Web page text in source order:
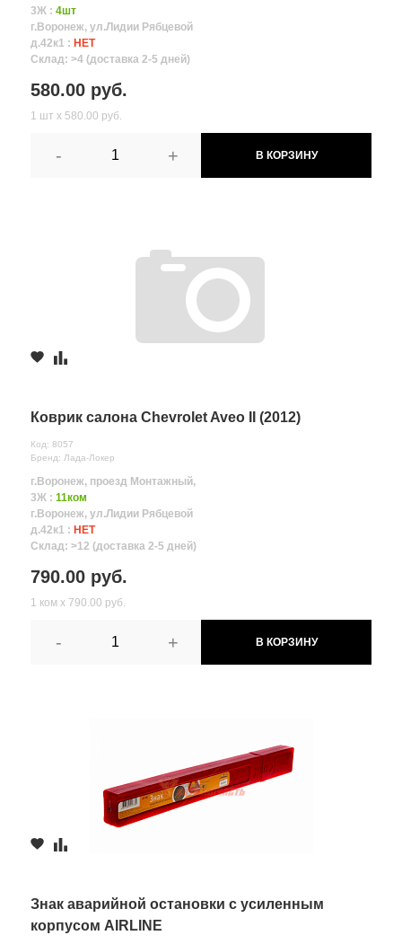
3Ж : 4шт
г.Воронеж, ул.Лидии Рябцевой
д.42к1 : НЕТ
Склад: >4 (доставка 2-5 дней)
580.00 руб.
1 шт х 580.00 руб.
- + В КОРЗИНУ
Коврик салона Chevrolet Aveo II (2012)
Код: 8057
Бренд: Лада-Локер
г.Воронеж, проезд Монтажный,
3Ж : 11ком
г.Воронеж, ул.Лидии Рябцевой
д.42к1 : НЕТ
Склад: >12 (доставка 2-5 дней)
790.00 руб.
1 ком х 790.00 руб.
- + В КОРЗИНУ
Знак аварийной остановки с усиленным
корпусом AIRLINE